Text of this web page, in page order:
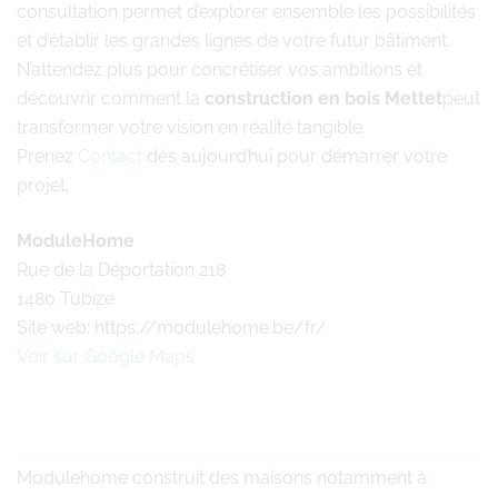
consultation permet d’explorer ensemble les possibilités
et d’établir les grandes lignes de votre futur bâtiment.
N’attendez plus pour concrétiser vos ambitions et
découvrir comment la construction en bois Mettetpeut
transformer votre vision en réalité tangible.
Prenez Contact dès aujourd’hui pour démarrer votre
projet.
ModuleHome
Rue de la Déportation 218
1480 Tubize
Site web: https://modulehome.be/fr/
Voir sur Google Maps
Modulehome construit des maisons notamment à :